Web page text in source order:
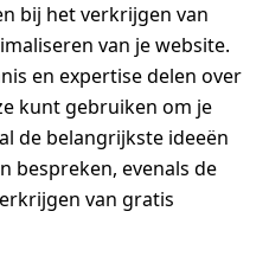
bij het verkrijgen van
van je website.
en expertise delen over
kunt gebruiken om je
de belangrijkste ideeën
bespreken, evenals de
van gratis